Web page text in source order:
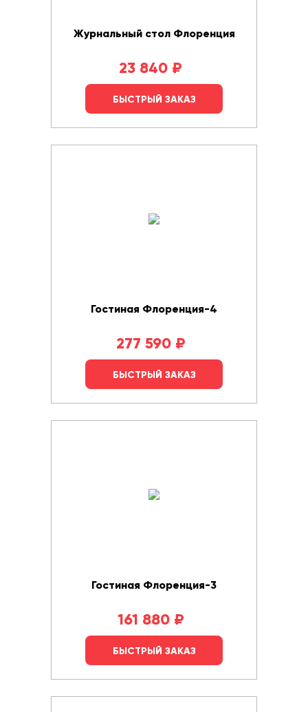
Журнальный стол Флоренция
23 840 ₽
БЫСТРЫЙ ЗАКАЗ
Гостиная Флоренция-4
277 590 ₽
БЫСТРЫЙ ЗАКАЗ
Гостиная Флоренция-3
161 880 ₽
БЫСТРЫЙ ЗАКАЗ